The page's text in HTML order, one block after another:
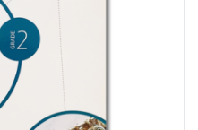
Crescent Mall, 101 Tôn Dật Tiên,
Chí Minh
Hill, Phường Gò Vấp, TPHCM,